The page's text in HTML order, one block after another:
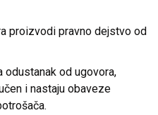
proizvodi pravno dejstvo od
odustanak od ugovora,
i nastaju obaveze